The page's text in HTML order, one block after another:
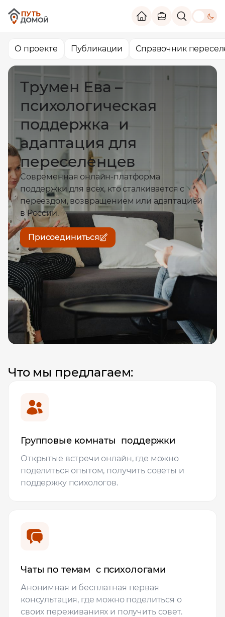
theme
О проекте Публикации Справочник
Трумен Ева –
психологическая
поддержка и
адаптация для
переселенцев
Cовременная онлайн-платформа
поддержки для всех, кто сталкивается с
переездом, возвращением или адаптацией
в России.
Присоединиться
Что мы предлагаем:
Групповые комнаты поддержки
Открытые встречи онлайн, где можно
поделиться опытом, получить советы и
поддержку психологов.
Чаты по темам с психологами
Анонимная и бесплатная первая
консультация, где можно поделиться о
своих переживаниях и получить совет.